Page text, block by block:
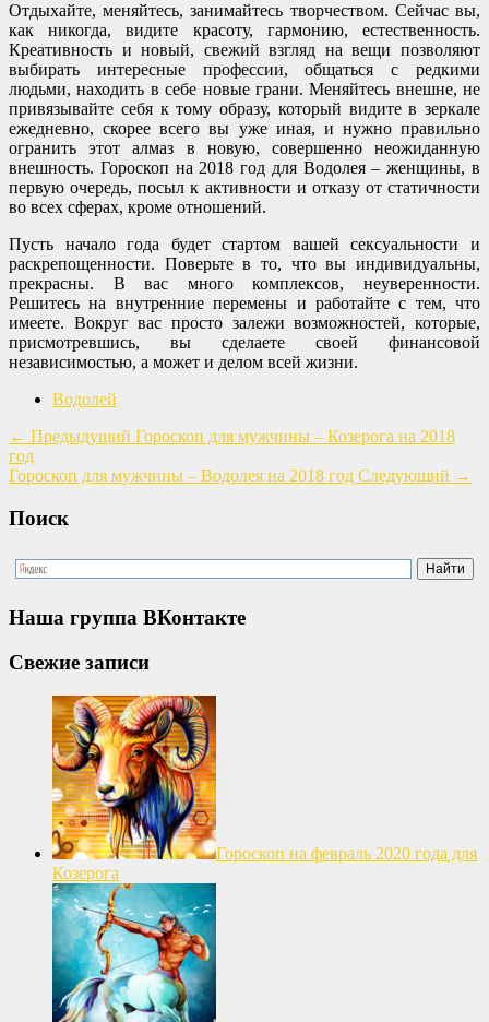
Отдыхайте, меняйтесь, занимайтесь творчеством. Сейчас вы,
как никогда, видите красоту, гармонию, естественность.
Креативность и новый, свежий взгляд на вещи позволяют
выбирать интересные профессии, общаться с редкими
людьми, находить в себе новые грани. Меняйтесь внешне, не
привязывайте себя к тому образу, который видите в зеркале
ежедневно, скорее всего вы уже иная, и нужно правильно
огранить этот алмаз в новую, совершенно неожиданную
внешность. Гороскоп на 2018 год для Водолея – женщины, в
первую очередь, посыл к активности и отказу от статичности
во всех сферах, кроме отношений.
Пусть начало года будет стартом вашей сексуальности и
раскрепощенности. Поверьте в то, что вы индивидуальны,
прекрасны. В вас много комплексов, неуверенности.
Решитесь на внутренние перемены и работайте с тем, что
имеете. Вокруг вас просто залежи возможностей, которые,
присмотревшись, вы сделаете своей финансовой
независимостью, а может и делом всей жизни.
Водолей
← Предыдущий Гороскоп для мужчины – Козерога на 2018
год
Гороскоп для мужчины – Водолея на 2018 год Следующий →
Поиск
Наша группа ВКонтакте
Свежие записи
Гороскоп на февраль 2020 года для
Козерога